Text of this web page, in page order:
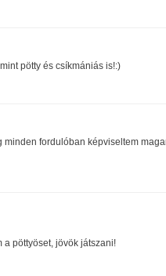
pötty és csíkmániás is!:)
minden fordulóban képviseltem
a pöttyöset, jövök játszani!